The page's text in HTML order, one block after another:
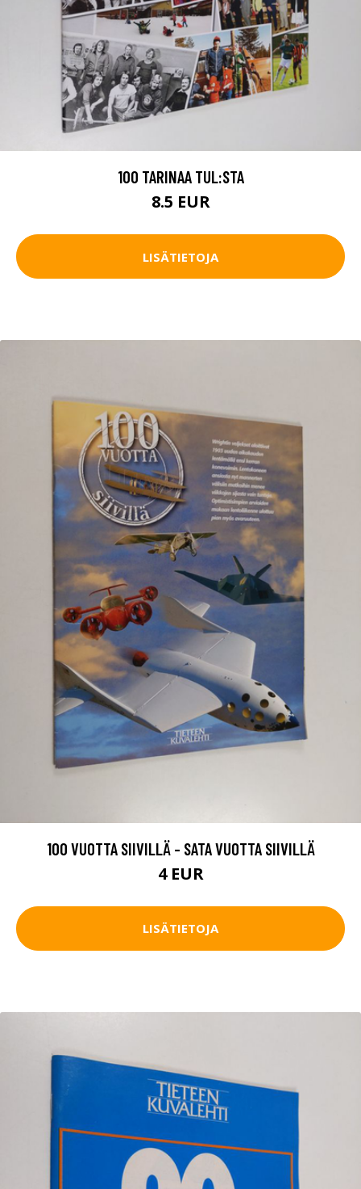
100 TARINAA TUL:STA
8.5 EUR
LISÄTIETOJA
100 VUOTTA SIIVILLÄ - SATA VUOTTA SIIVILLÄ
4 EUR
LISÄTIETOJA